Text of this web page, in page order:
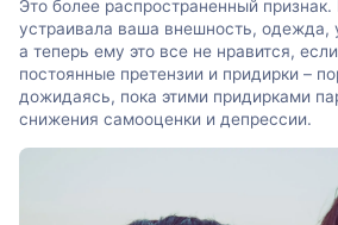
Это более распространенный
устраивала ваша внешность, одежда,
а теперь ему это все не нравится,
постоянные претензии и придирки –
дожидаясь, пока этими придирками
снижения самооценки и депрессии.